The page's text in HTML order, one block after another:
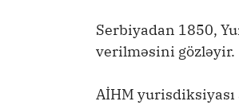
Serbiyadan 1850,
verilməsini gözləyir.
AİHM